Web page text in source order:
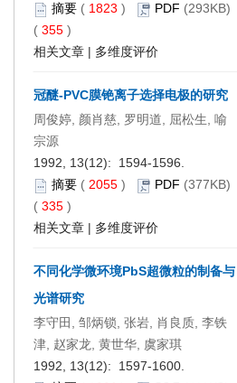
摘要 ( 1823 ) PDF (293KB)
( 355 )
相关文章 | 多维度评价
冠醚-PVC膜铯离子选择电极的研究
周俊婷, 颜肖慈, 罗明道, 屈松生, 喻
宗源
1992, 13(12): 1594-1596.
摘要 ( 2055 ) PDF (377KB)
( 335 )
相关文章 | 多维度评价
不同化学微环境PbS超微粒的制备与
光谱研究
李守田, 邹炳锁, 张岩, 肖良质, 李铁
津, 赵家龙, 黄世华, 虞家琪
1992, 13(12): 1597-1600.